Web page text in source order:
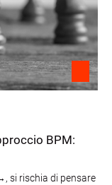
BPM:
si rischia di pensare